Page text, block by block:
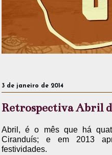
3 de janeiro de 2014
Retrospectiva Abril
Abril, é o mês que há
Ciranduís; e em 2013
festividades.